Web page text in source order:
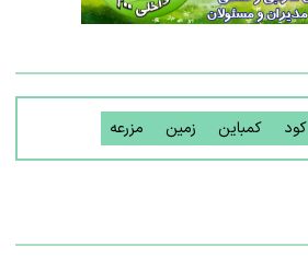
کود کمباین زمین مزرعه